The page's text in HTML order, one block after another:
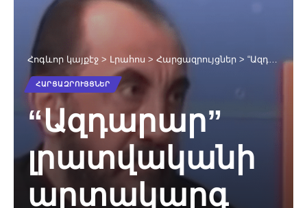
Հոգևոր կայքէջ > Լրահոս > Հարցազրույցներ > “Ազդարար” լրատվականի արտակարգ թողարկման հյուրն է Միքայել եպիսկոպոս Աջապահյանը
ՀԱՐՑԱԶՐՈՒՅՑՆԵՐ
“Ազդարար”
լրատվականի
արտակարգ